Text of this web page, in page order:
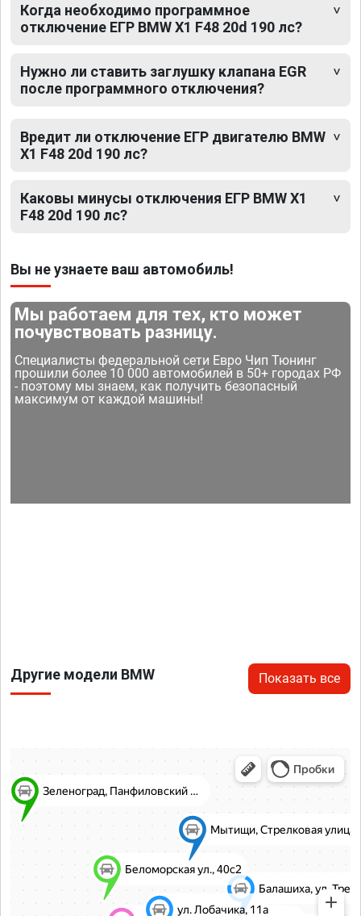
Когда необходимо программное
отключение ЕГР BMW X1 F48 20d 190 лс?
Нужно ли ставить заглушку клапана EGR
после программного отключения?
Вредит ли отключение ЕГР двигателю BMW
X1 F48 20d 190 лс?
Каковы минусы отключения ЕГР BMW X1
F48 20d 190 лс?
Вы не узнаете ваш автомобиль!
Мы работаем для тех, кто может
почувствовать разницу.
Специалисты федеральной сети Евро Чип Тюнинг
прошили более 10 000 автомобилей в 50+ городах РФ
- поэтому мы знаем, как получить безопасный
максимум от каждой машины!
Другие модели BMW Показать все